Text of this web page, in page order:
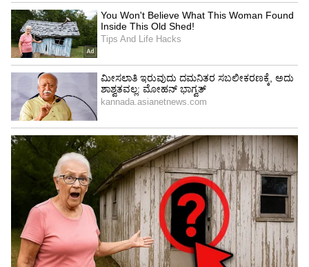
ಪ್ರಯತ್ನಿಸುವುದಿಲ್ಲ? ಏಕೆಂದರೆ ಕಾರ್ಬನ್ ಮಾನಾಕ್ಸೈಡ್
ಅನಿಲವು ಶ್ವಾಸಕೋಶದಿಂದ ರಕ್ತನಾಳಗಳನ್ನು ಪ್ರವೇಶಿಸಿದಾಗ,
ರಕ್ತಪ್ರವಾಹದಲ್ಲಿನ ಆಮ್ಲಜನಕವು ತಕ್ಷಣವೇ ಇಳಿಯುವುದಿಲ್ಲ.
ಒಂದು ರೀತಿಯ ಅರೆನಿದ್ರಾವಸ್ಥೆ ಸ್ಥಿತಿ ಸೃಷ್ಟಿಯಾಗುತ್ತದೆ.
ಯಾರಾದರೂ ಎಚ್ಚರವಾಗಿದ್ದರೂ ಸಹ, ಅವರು ನಿದ್ರಿಸಲು
ಪ್ರಾರಂಭಿಸುತ್ತಾರೆ. ಆದ್ದರಿಂದ, ಆ ನಿದ್ರೆ ಆಳವಾಗುತ್ತದೆ.
ಇದಲ್ಲದೆ, ಮದ್ಯ ಸೇವಿಸಿದ್ದರಂತು, ಅರೆನಿದ್ರಾವಸ್ಥೆ ಇನ್ನಷ್ಟು
ಆಳವಾಗುತ್ತದೆ. ಮದ್ಯ ಸೇವಿಸದಿದ್ದರೂ ಸಹ, ಆಮ್ಲಜನಕ
ಕಡಿಮೆಯಾಗುತ್ತಿದೆ ಎಂದು ಅವರಿಗೆ ಅರಿವಿಗೆ ಬರುವುದಿಲ್ಲ.
ಏಕೆಂದರೆ ದೇಹದಲ್ಲಿ ಅನಿಲದ ಪರಿಣಾಮವು ತುಂಬಾ
ತೀವ್ರವಾಗಿರುತ್ತದೆ, ದೇಹವು ಯಾವುದೇ ಎಚ್ಚರಿಕೆ
ಸಂಕೇತಗಳನ್ನು ಪಡೆಯುವ ಮೊದಲೇ ಅವರು
ಪ್ರಜ್ಞಾಹೀನರಾಗುತ್ತಾರೆ.ಈ ಪ್ರಜ್ಞಾಹೀನತೆಯಲ್ಲಿ, ಹೃದಯ
ಹಾಗೂ ಮೆದುಳು ಕಾರ್ಯನಿರ್ವಹಿಸುವುದನ್ನು ನಿಲ್ಲಿಸುತ್ತದೆ.